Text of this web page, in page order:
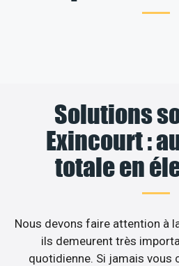
Solutions
Exincourt :
totale en
Nous devons faire attention à
ils demeurent très
quotidienne. Si jamais vous